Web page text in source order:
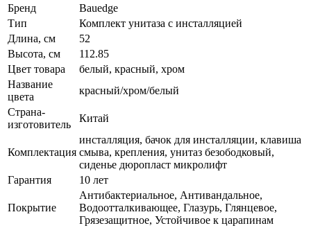
Бренд
Bauedge
Тип
Комплект унитаза c инсталляцией
Длина, см
52
Высота, см
112.85
Цвет товара
белый, красный, хром
Название
цвета
красный/хром/белый
Страна-
изготовитель
Китай
Комплектация
инсталляция, бачок для инсталляции, клавиша
смыва, крепления, унитаз безободковый,
сиденье дюропласт микролифт
Гарантия
10 лет
Покрытие
Антибактериальное, Антивандальное,
Водоотталкивающее, Глазурь, Глянцевое,
Грязезащитное, Устойчивое к царапинам